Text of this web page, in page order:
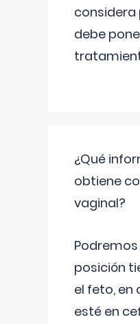
considera
debe
¿Qué
obtiene
vaginal?
posición
el feto, en
esté en